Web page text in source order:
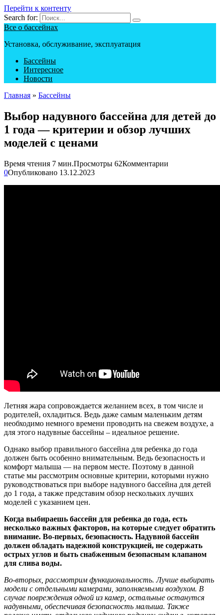
Перейти к контенту
Search for:
Все о бассейнах
Установка, обслуживание, эксплуатация
Бассейны
Интересное
Новости
Главная » Бассейны
Выбор надувного бассейна для детей до
1 года — критерии и обзор лучших
моделей с ценами
Время чтения 7 мин.Просмотры 62Комментарии
0Опубликовано 13.12.2023
Летняя жара сопровождается желанием всех, в том числе и
родителей, охладиться. Ведь даже самым маленьким детям
необходимо немного времени проводить на свежем воздухе, а
для этого надувные бассейны – идеальное решение.
Однако выбор правильного бассейна для ребенка до года
должен быть особенно внимательным. Ведь безопасность и
комфорт малыша — на первом месте. Поэтому в данной
статье мы рассмотрим основные критерии, которыми нужно
руководствоваться при выборе надувного бассейна для детей
до 1 года, а также представим обзор нескольких лучших
моделей с указанием цен.
Когда выбираешь бассейн для ребенка до года, есть
несколько важных факторов, на которые следует обратить
внимание. Во-первых, безопасность. Надувной бассейн
должен обладать надежной конструкцией, не содержать
острых углов и быть снабженным безопасным клапаном
для слива воды.
Во-вторых, рассмотрим функциональность. Лучше выбирать
модели с отдельными камерами, заполняемыми воздухом. В
случае повреждения одной из камер, остальные останутся
надувными, обеспечивая безопасность малыша. Также